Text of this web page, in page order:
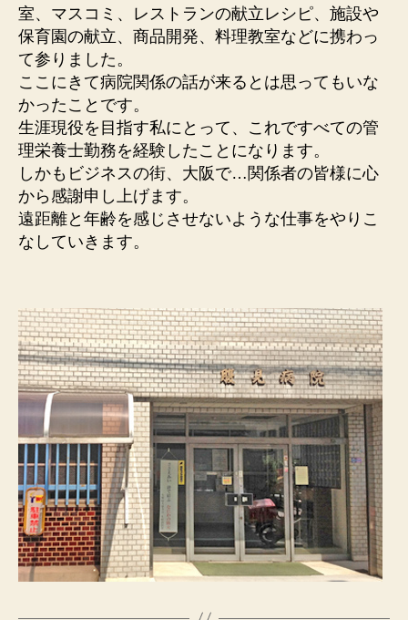
室、マスコミ、レストランの献立レシピ、施設や
保育園の献立、商品開発、料理教室などに携わっ
て参りました。
ここにきて病院関係の話が来るとは思ってもいな
かったことです。
生涯現役を目指す私にとって、これですべての管
理栄養士勤務を経験したことになります。
しかもビジネスの街、大阪で…関係者の皆様に心
から感謝申し上げます。
遠距離と年齢を感じさせないような仕事をやりこ
なしていきます。